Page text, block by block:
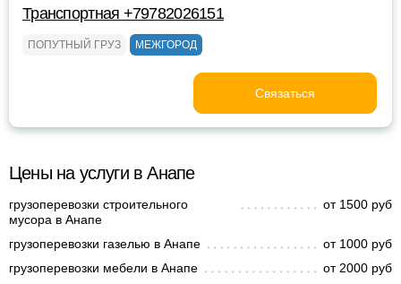
Транспортная +79782026151
ПОПУТНЫЙ ГРУЗ МЕЖГОРОД
Связаться
Цены на услуги в Анапе
грузоперевозки строительного
мусора в Анапе
от 1500 руб
грузоперевозки газелью в Анапе
от 1000 руб
грузоперевозки мебели в Анапе
от 2000 руб